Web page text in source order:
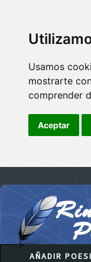
Usamos
mostrarte
comprender
Aceptar
AÑADIR